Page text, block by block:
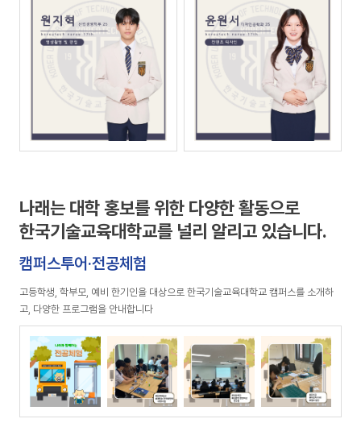
나래는 대학 홍보를 위한 다양한 활동으로
한국기술교육대학교를 널리 알리고 있습니다.
캠퍼스투어·전공체험
고등학생, 학부모, 예비 한기인을 대상으로 한국기술교육대학교 캠퍼스를 소개하
고, 다양한 프로그램을 안내합니다